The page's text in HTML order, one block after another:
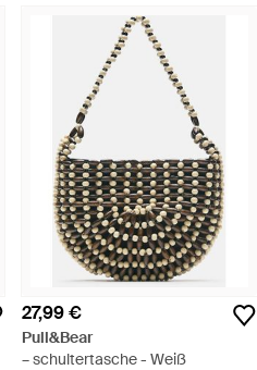
27,99 €
Pull&Bear
– schultertasche - Weiß